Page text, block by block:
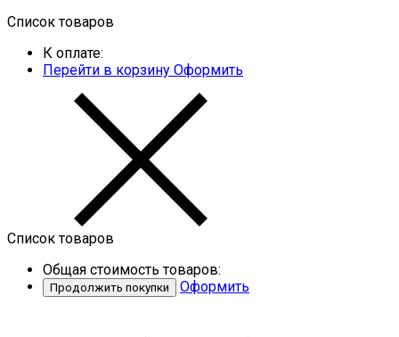
Список товаров
К оплате:
Перейти в корзину Оформить
Список товаров
Общая стоимость товаров:
Продолжить покупки Оформить